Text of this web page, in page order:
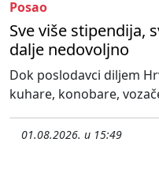
Posao
Sve više stipendija,
dalje nedovoljno
Dok poslodavci diljem
kuhare, konobare,
01.08.2026. u 15:49